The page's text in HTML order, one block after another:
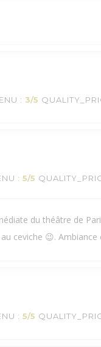
: 3/5
: 5/5
du théâtre de
ceviche 😉.
: 5/5